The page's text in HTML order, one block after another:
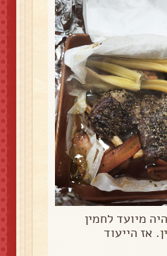
מיועד לחמין
אז הייעוד